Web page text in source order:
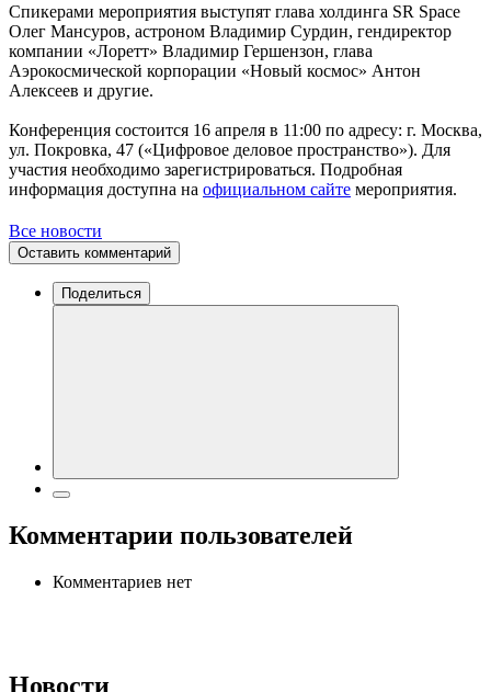
Спикерами мероприятия выступят глава холдинга SR Space
Олег Мансуров, астроном Владимир Сурдин, гендиректор
компании «Лоретт» Владимир Гершензон, глава
Аэрокосмической корпорации «Новый космос» Антон
Алексеев и другие.
Конференция состоится 16 апреля в 11:00 по адресу: г. Москва,
ул. Покровка, 47 («Цифровое деловое пространство»). Для
участия необходимо зарегистрироваться. Подробная
информация доступна на официальном сайте мероприятия.
Все новости
Оставить комментарий
Поделиться
Комментарии пользователей
Комментариев нет
Новости